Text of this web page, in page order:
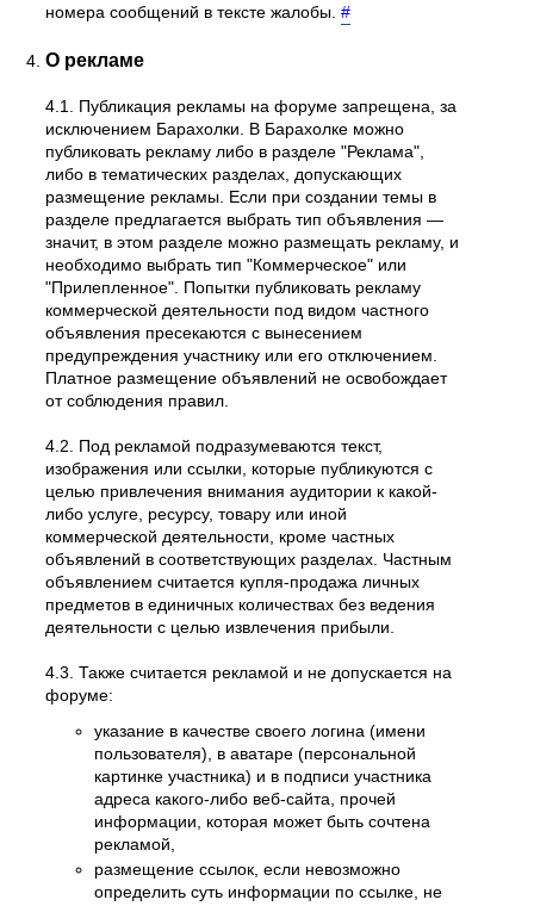
номера сообщений в тексте жалобы.#
О рекламе
4.1. Публикация рекламы на форуме запрещена, за
исключением Барахолки. В Барахолке можно
публиковать рекламу либо в разделе "Реклама",
либо в тематических разделах, допускающих
размещение рекламы. Если при создании темы в
разделе предлагается выбрать тип объявления —
значит, в этом разделе можно размещать рекламу, и
необходимо выбрать тип "Коммерческое" или
"Прилепленное". Попытки публиковать рекламу
коммерческой деятельности под видом частного
объявления пресекаются с вынесением
предупреждения участнику или его отключением.
Платное размещение объявлений не освобождает
от соблюдения правил.
4.2. Под рекламой подразумеваются текст,
изображения или ссылки, которые публикуются с
целью привлечения внимания аудитории к какой-
либо услуге, ресурсу, товару или иной
коммерческой деятельности, кроме частных
объявлений в соответствующих разделах. Частным
объявлением считается купля-продажа личных
предметов в единичных количествах без ведения
деятельности с целью извлечения прибыли.
4.3. Также считается рекламой и не допускается на
форуме:
указание в качестве своего логина (имени
пользователя), в аватаре (персональной
картинке участника) и в подписи участника
адреса какого-либо веб-сайта, прочей
информации, которая может быть сочтена
рекламой,
размещение ссылок, если невозможно
определить суть информации по ссылке, не